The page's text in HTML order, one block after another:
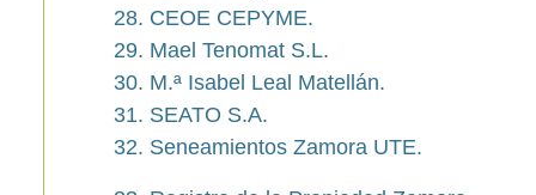
28. CEOE CEPYME.
29. Mael Tenomat S.L.
30. M.ª Isabel Leal Matellán.
31. SEATO S.A.
32. Seneamientos Zamora UTE.